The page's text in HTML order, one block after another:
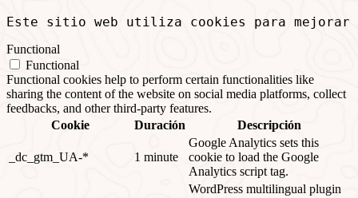
Este sitio web utiliza cookies para mejorar
Functional
Functional
Functional cookies help to perform certain functionalities like
sharing the content of the website on social media platforms, collect
feedbacks, and other third-party features.
Cookie
Duración Descripción
_dc_gtm_UA-* 1 minute
Google Analytics sets this
cookie to load the Google
Analytics script tag.
WordPress multilingual plugin